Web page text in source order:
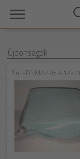
Újdonságok
Sun-DNM2-4453-12x20